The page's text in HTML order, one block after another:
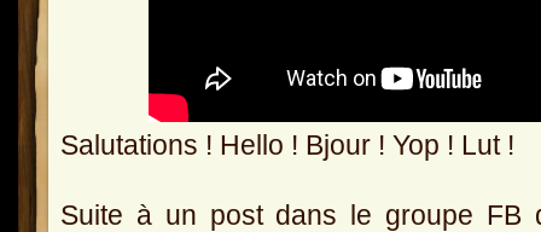
Salutations ! Hello ! Bjour ! Yop ! Lut !
Suite à un post dans le groupe FB